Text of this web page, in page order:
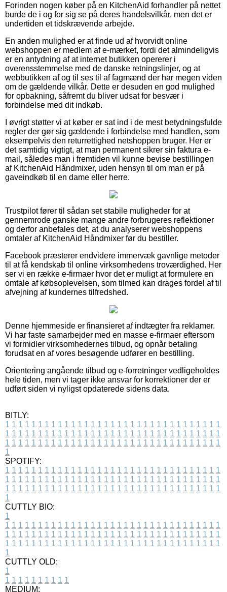
Forinden nogen køber på en KitchenAid forhandler på nettet
burde de i og for sig se på deres handelsvilkår, men det er
undertiden et tidskrævende arbejde.
En anden mulighed er at finde ud af hvorvidt online
webshoppen er medlem af e-mærket, fordi det almindeligvis
er en antydning af at internet butikken opererer i
overensstemmelse med de danske retningslinjer, og at
webbutikken af og til ses til af fagmænd der har megen viden
om de gældende vilkår. Dette er desuden en god mulighed
for opbakning, såfremt du bliver udsat for besvær i
forbindelse med dit indkøb.
I øvrigt støtter vi at køber er sat ind i de mest betydningsfulde
regler der gør sig gældende i forbindelse med handlen, som
eksempelvis den returrettighed netshoppen bruger. Her er
det samtidig vigtigt, at man permanent sikrer sin faktura e-
mail, således man i fremtiden vil kunne bevise bestillingen
af KitchenAid Håndmixer, uden hensyn til om man er på
gaveindkøb til en dame eller herre.
Trustpilot fører til sådan set stabile muligheder for at
gennemrode ganske mange andre forbrugeres reflektioner
og derfor anbefales det, at du analyserer webshoppens
omtaler af KitchenAid Håndmixer før du bestiller.
Facebook præsterer endvidere immervæk gavnlige metoder
til at få kendskab til online virksomhedens troværdighed. Her
ser vi en række e-firmaer hvor det er muligt at formulere en
omtale af købsoplevelsen, som tilmed kan drages fordel af til
afvejning af kundernes tilfredshed.
Denne hjemmeside er finansieret af indtægter fra reklamer.
Vi har faste samarbejder med en masse e-firmaer eftersom
vi formidler virksomhedernes tilbud, og opnår betaling
forudsat en af vores besøgende udfører en bestilling.
Orientering angående tilbud og e-forretninger vedligeholdes
hele tiden, men vi tager ikke ansvar for korrektioner der er
udført siden vi nyligst opdaterede sidens data.
BITLY:
1 1 1 1 1 1 1 1 1 1 1 1 1 1 1 1 1 1 1 1 1 1 1 1 1 1 1 1 1 1 1 1 1
1 1 1 1 1 1 1 1 1 1 1 1 1 1 1 1 1 1 1 1 1 1 1 1 1 1 1 1 1 1 1 1 1
1 1 1 1 1 1 1 1 1 1 1 1 1 1 1 1 1 1 1 1 1 1 1 1 1 1 1 1 1 1 1 1 1
1
SPOTIFY:
1 1 1 1 1 1 1 1 1 1 1 1 1 1 1 1 1 1 1 1 1 1 1 1 1 1 1 1 1 1 1 1 1
1 1 1 1 1 1 1 1 1 1 1 1 1 1 1 1 1 1 1 1 1 1 1 1 1 1 1 1 1 1 1 1 1
1 1 1 1 1 1 1 1 1 1 1 1 1 1 1 1 1 1 1 1 1 1 1 1 1 1 1 1 1 1 1 1 1
1
CUTTLY BIO:
1
1 1 1 1 1 1 1 1 1 1 1 1 1 1 1 1 1 1 1 1 1 1 1 1 1 1 1 1 1 1 1 1 1
1 1 1 1 1 1 1 1 1 1 1 1 1 1 1 1 1 1 1 1 1 1 1 1 1 1 1 1 1 1 1 1 1
1 1 1 1 1 1 1 1 1 1 1 1 1 1 1 1 1 1 1 1 1 1 1 1 1 1 1 1 1 1 1 1 1
1
CUTTLY OLD:
1
1 1 1 1 1 1 1 1 1 1
MEDIUM: